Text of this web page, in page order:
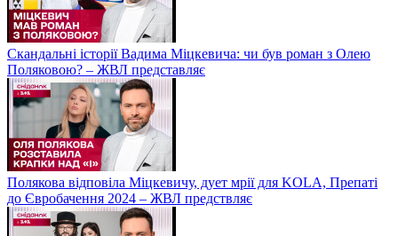
Скандальні історії Вадима Міцкевича: чи був роман з Олею
Поляковою? – ЖВЛ представляє
Полякова відповіла Міцкевичу, дует мрії для KOLA, Препаті
до Євробачення 2024 – ЖВЛ предствляє